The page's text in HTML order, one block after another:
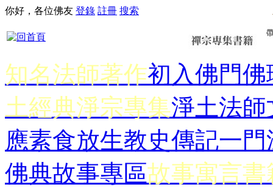
你好，各位佛友 登錄 註冊 搜索
知名法師著作初入佛門佛
土經典淨宗專集淨土法師
應素食放生教史傳記一門
佛典故事專區故事寓言書